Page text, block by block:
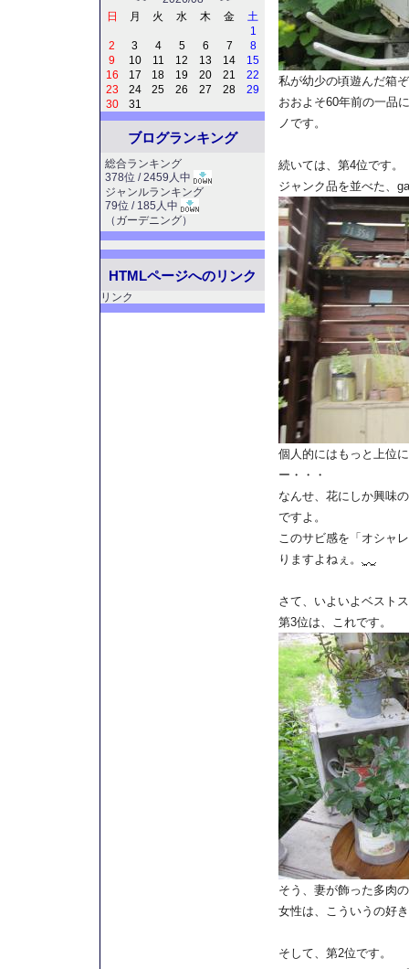
私が幼少の頃遊んだ箱
おおよそ60年前の一品
ノです。
続いては、第4位です。
ジャンク品を並べた、
個人的にはもっと上位
ー・・・
なんせ、花にしか興味
ですよ。
このサビ感を「オシャ
りますよねぇ。
さて、いよいよベスト
第3位は、これです。
そう、妻が飾った多肉
女性は、こういうの好
そして、第2位です。
日
月 火 水 木 金
土
1
2
3 4 5 6 7
8
9
10 11 12 13 14
15
16
17 18 19 20 21
22
23
24 25 26 27 28
29
30
31
ブログランキング
総合ランキング
378位 / 2459人中
ジャンルランキング
79位 / 185人中
（ ガーデニング）
HTMLページへのリンク
リンク